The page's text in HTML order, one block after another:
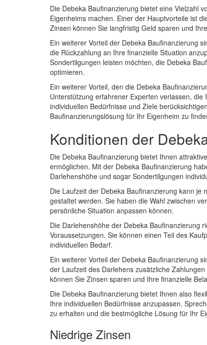
Die Debeka Baufinanzierung bietet eine Vielzahl
Eigenheims machen. Einer der Hauptvorteile ist
Zinsen können Sie langfristig Geld sparen und
Ein weiterer Vorteil der Debeka Baufinanzierung
die Rückzahlung an Ihre finanzielle Situation
Sondertilgungen leisten möchten, die Debeka
optimieren.
Ein weiterer Vorteil, den die Debeka
Unterstützung erfahrener Experten verlassen,
individuellen Bedürfnisse und Ziele
Baufinanzierungslösung für Ihr Eigenheim zu
Konditionen der
Die Debeka Baufinanzierung bietet Ihnen
ermöglichen. Mit der Debeka Baufinanzierung
Darlehenshöhe und sogar Sondertilgungen
Die Laufzeit der Debeka Baufinanzierung kann je
gestaltet werden. Sie haben die Wahl zwischen
persönliche Situation anpassen können.
Die Darlehenshöhe der Debeka Baufinanzierung
Voraussetzungen. Sie können einen Teil des
individuellen Bedarf.
Ein weiterer Vorteil der Debeka Baufinanzierung
der Laufzeit des Darlehens zusätzliche
können Sie Zinsen sparen und Ihre finanzielle
Die Debeka Baufinanzierung bietet Ihnen also
Ihre individuellen Bedürfnisse anzupassen.
zu erhalten und die bestmögliche Lösung für Ihr
Niedrige Zinsen